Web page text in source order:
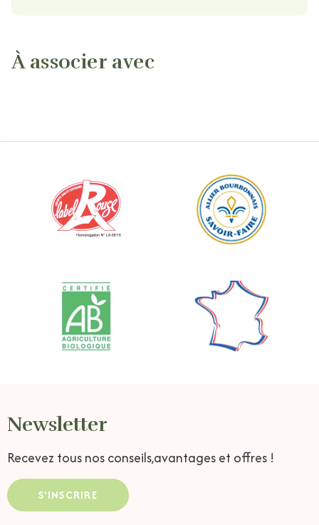
À associer avec
Newsletter
Recevez tous nos conseils,avantages et offres !
S'INSCRIRE